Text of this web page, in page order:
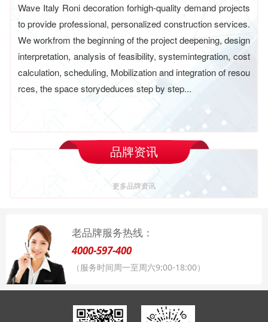
Wave Italy Roni decoration forhigh-quality demand projects
to provide professional, personalized construction services.
We workfrom the beginning of the project deepening, design
interpretation, analysis of feasibility, systemintegration, cost
calculation, scheduling, Mobilization and integration of resou
rces, the space storydeduces step by step...
品牌资讯
更多品牌资讯
老品牌服务热线：
4000-597-400
（服务时间周一至周六9:00-18:00）